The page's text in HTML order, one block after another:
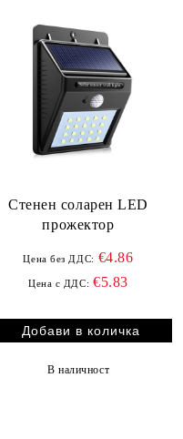
Стенен соларен LED
прожектор
Цена без ДДС: €4.86
Цена с ДДС: €5.83
В наличност